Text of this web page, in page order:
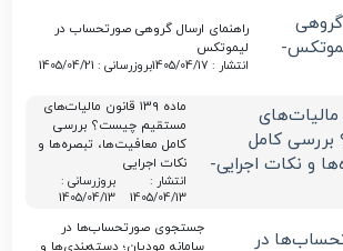
راهنمای ارسال گروهی صورتحساب در
لیموتکس
انتشار : 1405/04/17 بروزرسانی : 1405/04/21
ماده ۱۳۹ قانون مالیات‌های
مستقیم چیست؟ بررسی
کامل معافیت‌ها، تبصره‌ها و
نکات اجرایی
انتشار :
1405/04/13
بروزرسانی :
1405/04/13
جستجوی صورتحساب‌ها در
سامانه مودیان؛ دسته‌بندی‌ها و